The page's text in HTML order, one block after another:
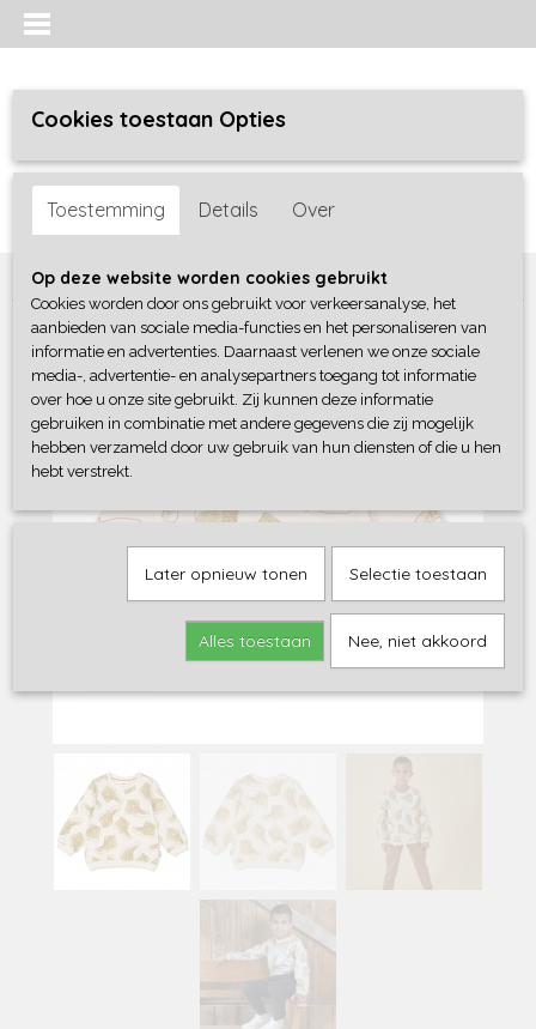
Inloggen Registreren
Home >Jongens>Sweaters / Truien / Vesten>
Cookies toestaan Opties
Toestemming Details Over
Op deze website worden cookies gebruikt
Cookies worden door ons gebruikt voor verkeersanalyse, het
aanbieden van sociale media-functies en het personaliseren van
informatie en advertenties. Daarnaast verlenen we onze sociale
media-, advertentie- en analysepartners toegang tot informatie
over hoe u onze site gebruikt. Zij kunnen deze informatie
gebruiken in combinatie met andere gegevens die zij mogelijk
hebben verzameld door uw gebruik van hun diensten of die u hen
hebt verstrekt.
Later opnieuw tonen Selectie toestaan
Alles toestaan Nee, niet akkoord